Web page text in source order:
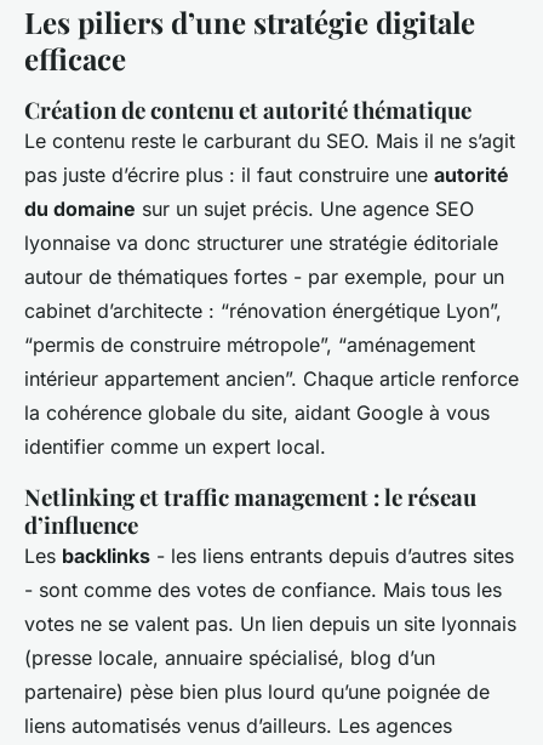
Les piliers d’une stratégie digitale
efficace
Création de contenu et autorité thématique
Le contenu reste le carburant du SEO. Mais il ne s’agit
pas juste d’écrire plus : il faut construire une autorité
du domaine sur un sujet précis. Une agence SEO
lyonnaise va donc structurer une stratégie éditoriale
autour de thématiques fortes - par exemple, pour un
cabinet d’architecte : “rénovation énergétique Lyon”,
“permis de construire métropole”, “aménagement
intérieur appartement ancien”. Chaque article renforce
la cohérence globale du site, aidant Google à vous
identifier comme un expert local.
Netlinking et traffic management : le réseau
d’influence
Les backlinks - les liens entrants depuis d’autres sites
- sont comme des votes de confiance. Mais tous les
votes ne se valent pas. Un lien depuis un site lyonnais
(presse locale, annuaire spécialisé, blog d’un
partenaire) pèse bien plus lourd qu’une poignée de
liens automatisés venus d’ailleurs. Les agences